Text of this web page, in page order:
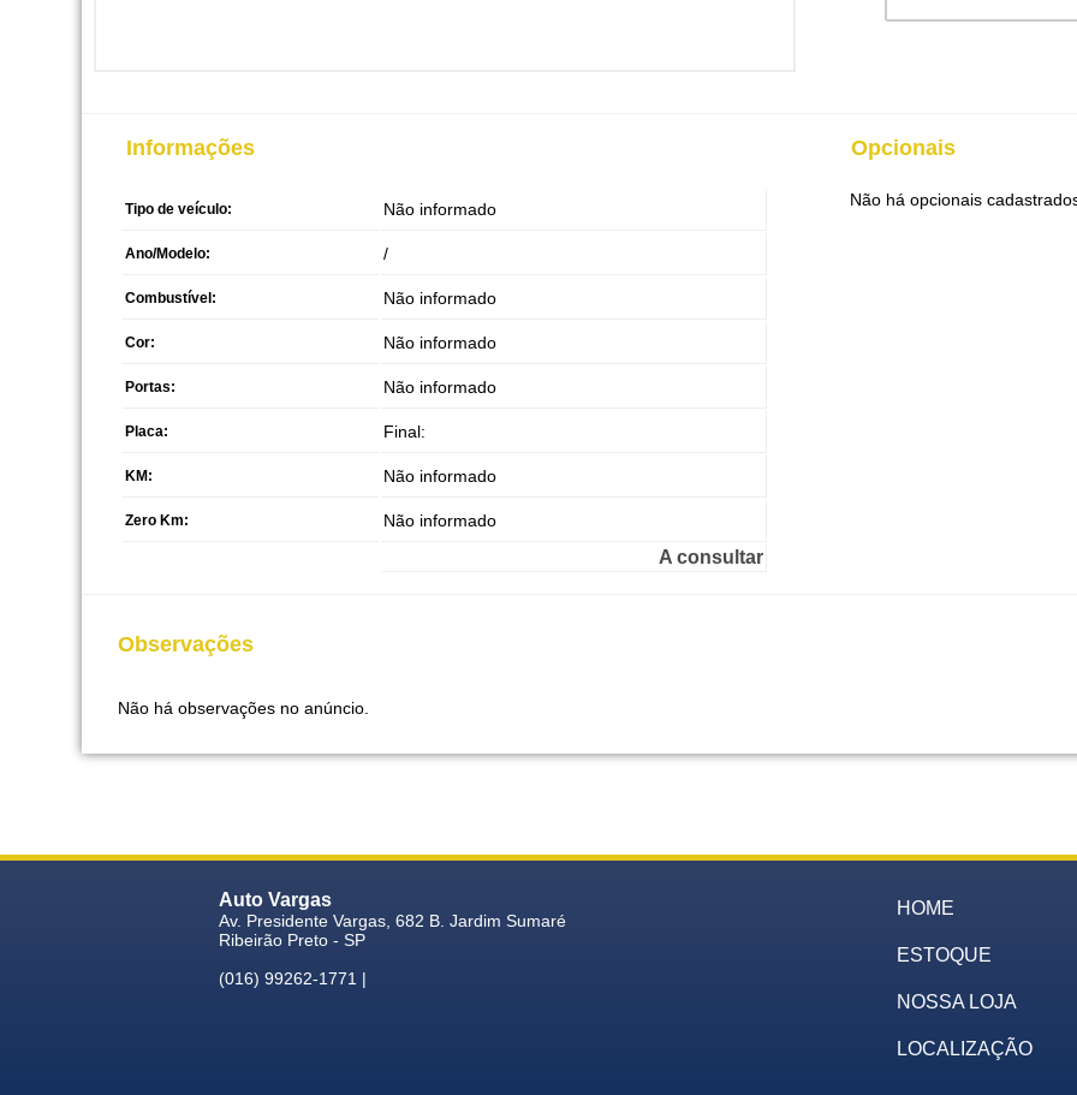
Informações Opcionais
Tipo de veículo: Não informado
Ano/Modelo: /
Combustível: Não informado
Cor: Não informado
Portas: Não informado
Placa: Final:
KM: Não informado
Zero Km: Não informado
A consultar
Não há opcionais
Observações
Não há observações no anúncio.
Auto Vargas
Av. Presidente Vargas, 682 B. Jardim Sumaré
Ribeirão Preto - SP
(016) 99262-1771 |
HOME
ESTOQUE
NOSSA LOJA
LOCALIZAÇÃO